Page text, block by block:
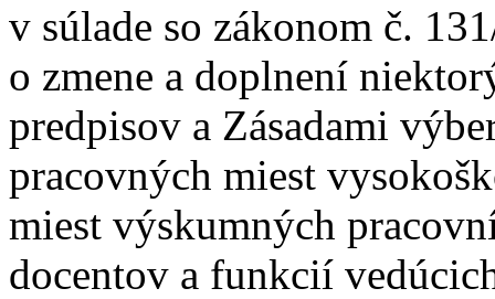
v súlade so zákonom č.
o zmene a doplnení
predpisov a Zásadami
pracovných miest
miest výskumných
docentov a funkcií